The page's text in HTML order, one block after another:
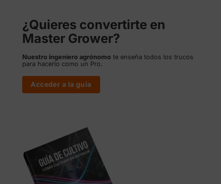
¿Quieres convertirte en
Master Grower?
Nuestro ingeniero agrónomo te enseña todos los trucos
para hacerlo como un Pro.
Acceder a la guía